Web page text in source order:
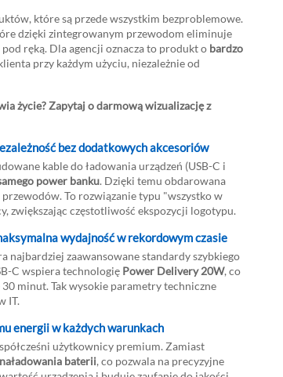
które są przede wszystkim bezproblemowe.
dzięki zintegrowanym przewodom eliminuje
ręką. Dla agencji oznacza to produkt o bardzo
przy każdym użyciu, niezależnie od
życie? Zapytaj o darmową wizualizację z
bez dodatkowych akcesoriów
kable do ładowania urządzeń (USB-C i
power banku. Dzięki temu obdarowana
To rozwiązanie typu "wszystko w
zwiększając częstotliwość ekspozycji logotypu.
wydajność w rekordowym czasie
najbardziej zaawansowane standardy szybkiego
C wspiera technologię Power Delivery 20W, co
minut. Tak wysokie parametry techniczne
IT.
energii w każdych warunkach
użytkownicy premium. Zamiast
baterii, co pozwala na precyzyjne